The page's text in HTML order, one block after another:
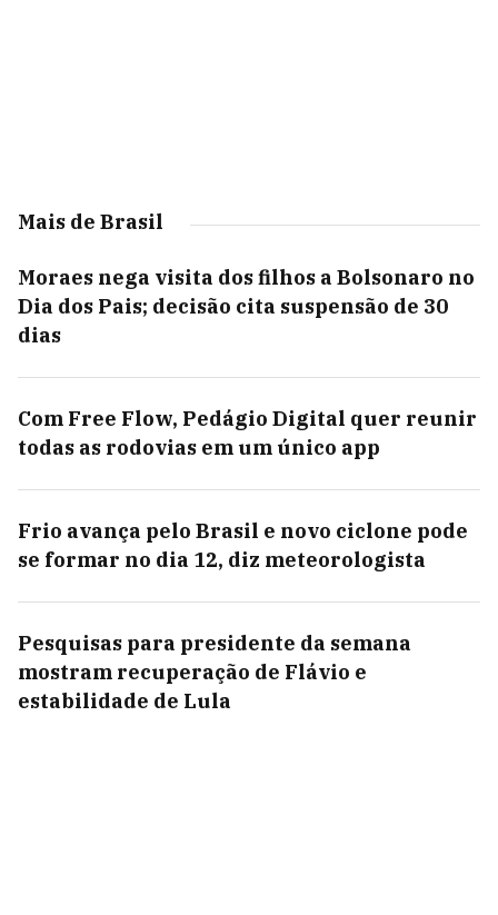
Mais de Brasil
Moraes nega visita dos filhos a Bolsonaro no
Dia dos Pais; decisão cita suspensão de 30
dias
Com Free Flow, Pedágio Digital quer reunir
todas as rodovias em um único app
Frio avança pelo Brasil e novo ciclone pode
se formar no dia 12, diz meteorologista
Pesquisas para presidente da semana
mostram recuperação de Flávio e
estabilidade de Lula